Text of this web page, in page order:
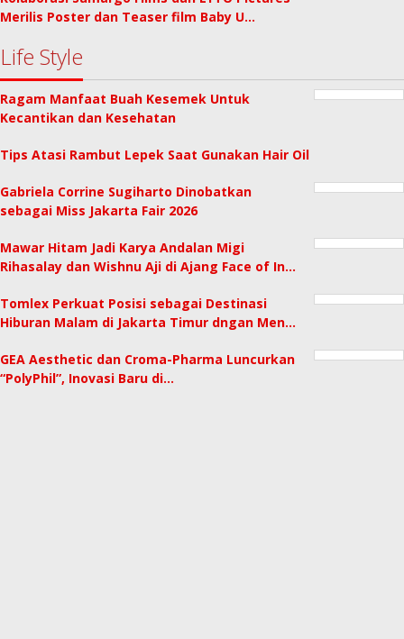
Merilis Poster dan Teaser film Baby U…
Life Style
Ragam Manfaat Buah Kesemek Untuk
Kecantikan dan Kesehatan
Tips Atasi Rambut Lepek Saat Gunakan Hair Oil
Gabriela Corrine Sugiharto Dinobatkan
sebagai Miss Jakarta Fair 2026
Mawar Hitam Jadi Karya Andalan Migi
Rihasalay dan Wishnu Aji di Ajang Face of In…
Tomlex Perkuat Posisi sebagai Destinasi
Hiburan Malam di Jakarta Timur dngan Men…
GEA Aesthetic dan Croma-Pharma Luncurkan
“PolyPhil”, Inovasi Baru di…